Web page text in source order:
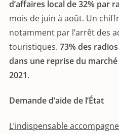
d’affaires local de 32% par
mois de juin à août. Un
notamment par l’arrêt des
touristiques. 73% des
dans une reprise du
2021.
Demande d’aide de l’État
L’indispensable